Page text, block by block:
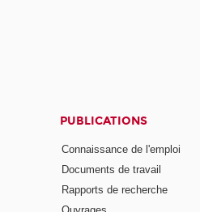
PUBLICATIONS
Connaissance de l'emploi
Documents de travail
Rapports de recherche